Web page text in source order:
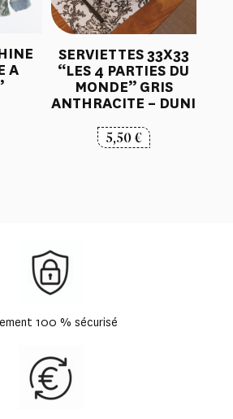
A
SERVIETTES 33X33
“LES 4 PARTIES DU
MONDE” GRIS
ANTHRACITE – DUNI
5,50€
100 % sécurisé